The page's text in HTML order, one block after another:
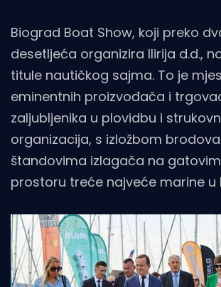
Biograd Boat Show, koji preko
desetljeća organizira Ilirija d.d.,
titule nautičkog sajma. To je
eminentnih proizvođača i
zaljubljenika u plovidbu i
organizacija, s izložbom
štandovima izlagača na
prostoru treće najveće marine u